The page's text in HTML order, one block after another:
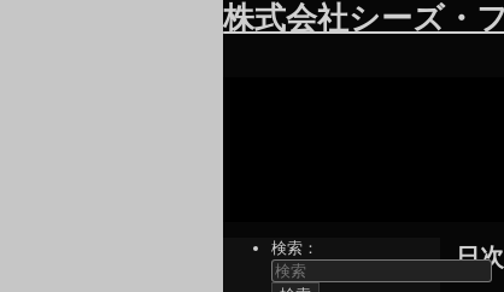
株式会社シーズ・
日
検索：